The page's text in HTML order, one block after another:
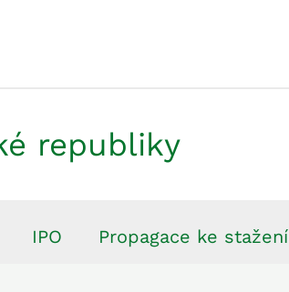
republiky
IPO Propagace ke stažení